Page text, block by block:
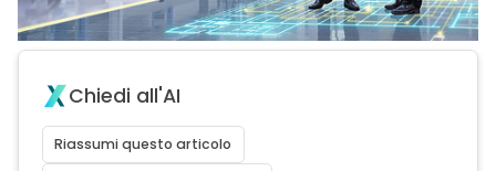
Chiedi all'AI
Riassumi questo articolo